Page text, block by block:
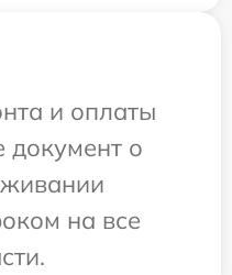
и оплаты
документ о
на все